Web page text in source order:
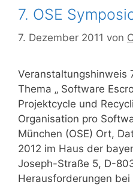
7. OSE
7. Dezember 2011 von
Veranstaltungshinweis
Thema „ Software
Projektcycle und
Organisation pro
München (OSE) Ort,
2012 im Haus der
Joseph-Straße 5, D-
Herausforderungen